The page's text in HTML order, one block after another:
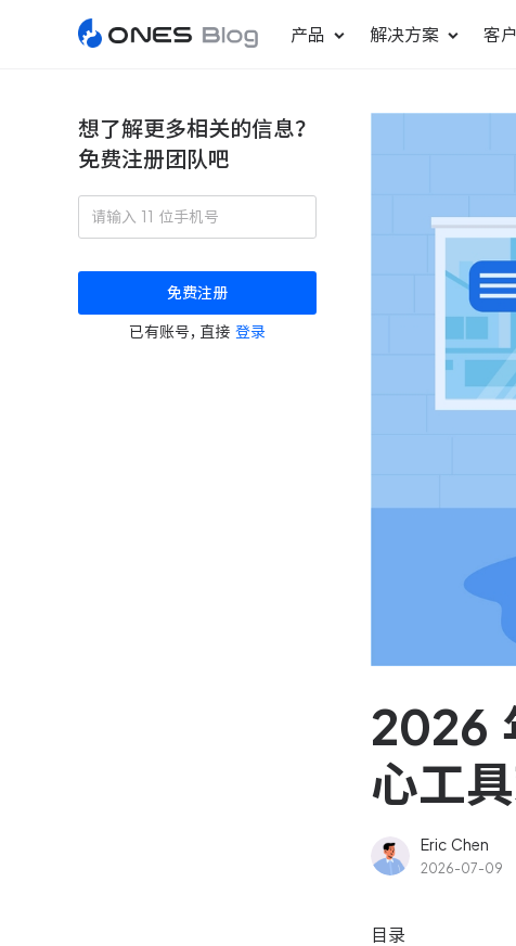
产品 解决方案
更好更快地发布产品
轻松规划项目和跟踪进度
高效合理地规划和利用团队资
驱动企业创新增长
客
想了解更多相关的信息？
免费注册团队吧
免费注册
已有账号，直接 登录
2026
心工
Eric Chen
2026-07-09
目录